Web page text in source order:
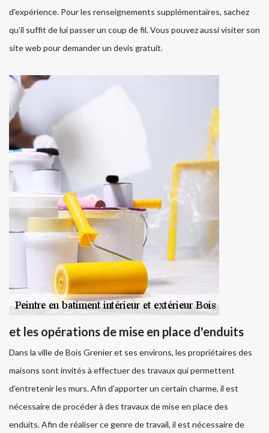
d'expérience. Pour les renseignements supplémentaires, sachez
qu'il suffit de lui passer un coup de fil. Vous pouvez aussi visiter son
site web pour demander un devis gratuit.
et les opérations de mise en place d'enduits
Dans la ville de Bois Grenier et ses environs, les propriétaires des
maisons sont invités à effectuer des travaux qui permettent
d'entretenir les murs. Afin d'apporter un certain charme, il est
nécessaire de procéder à des travaux de mise en place des
enduits. Afin de réaliser ce genre de travail, il est nécessaire de